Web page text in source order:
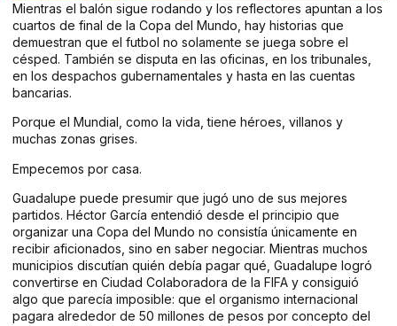
Mientras el balón sigue rodando y los reflectores apuntan a los
cuartos de final de la Copa del Mundo, hay historias que
demuestran que el futbol no solamente se juega sobre el
césped. También se disputa en las oficinas, en los tribunales,
en los despachos gubernamentales y hasta en las cuentas
bancarias.
Porque el Mundial, como la vida, tiene héroes, villanos y
muchas zonas grises.
Empecemos por casa.
Guadalupe puede presumir que jugó uno de sus mejores
partidos. Héctor García entendió desde el principio que
organizar una Copa del Mundo no consistía únicamente en
recibir aficionados, sino en saber negociar. Mientras muchos
municipios discutían quién debía pagar qué, Guadalupe logró
convertirse en Ciudad Colaboradora de la FIFA y consiguió
algo que parecía imposible: que el organismo internacional
pagara alrededor de 50 millones de pesos por concepto del